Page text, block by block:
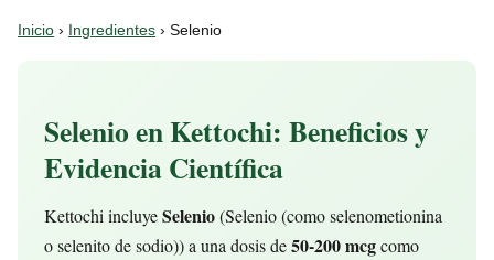
Inicio › Ingredientes › Selenio
Selenio en Kettochi: Beneficios y
Evidencia Científica
Kettochi incluyeSelenio(Selenio (como selenometionina
o selenito de sodio)) a una dosis de50-200 mcgcomo